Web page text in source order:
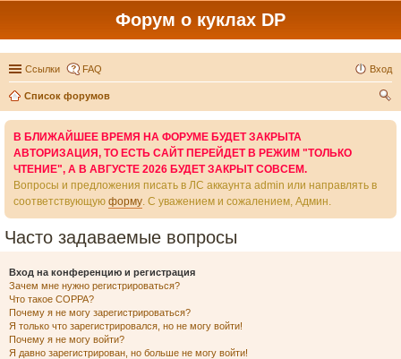
Форум о куклах DP
Ссылки FAQ Вход
Список форумов
В БЛИЖАЙШЕЕ ВРЕМЯ НА ФОРУМЕ БУДЕТ ЗАКРЫТА
АВТОРИЗАЦИЯ, ТО ЕСТЬ САЙТ ПЕРЕЙДЕТ В РЕЖИМ "ТОЛЬКО
ЧТЕНИЕ", А В АВГУСТЕ 2026 БУДЕТ ЗАКРЫТ СОВСЕМ.
Вопросы и предложения писать в ЛС аккаунта admin или направлять в
соответствующую форму. С уважением и сожалением, Админ.
Часто задаваемые вопросы
Вход на конференцию и регистрация
Зачем мне нужно регистрироваться?
Что такое COPPA?
Почему я не могу зарегистрироваться?
Я только что зарегистрировался, но не могу войти!
Почему я не могу войти?
Я давно зарегистрирован, но больше не могу войти!